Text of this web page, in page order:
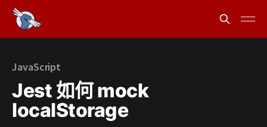
JavaScript
Jest 如何 mock
localStorage